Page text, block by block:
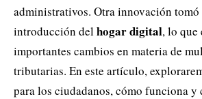
administrativos. Otra innovación
introducción delhogar digital, lo que
importantes cambios en materia de
tributarias. En este artículo,
para los ciudadanos, cómo funciona y